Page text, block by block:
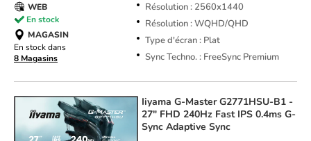
Résolution : 2560x1440
Résolution : WQHD/QHD
Type d'écran : Plat
Sync Techno. : FreeSync Premium
WEB
En stock
MAGASIN
En stock dans
8 Magasins
Iiyama G-Master G2771HSU-B1 -
27" FHD 240Hz Fast IPS 0.4ms G-
Sync Adaptive Sync